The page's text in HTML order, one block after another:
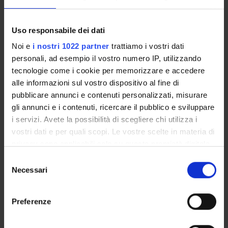
Uso responsabile dei dati
Noi e i nostri 1022 partner trattiamo i vostri dati
personali, ad esempio il vostro numero IP, utilizzando
tecnologie come i cookie per memorizzare e accedere
alle informazioni sul vostro dispositivo al fine di
pubblicare annunci e contenuti personalizzati, misurare
gli annunci e i contenuti, ricercare il pubblico e sviluppare
i servizi. Avete la possibilità di scegliere chi utilizza i
vostri dati e per quali scopi. Le vostre scelte in materia di
modificare o revocare il proprio consenso in qualsiasi
momento dalla Dichiarazione sui cookie o facendo clic
delNecessari
Preferenze
Overview
Enrolment Procedures and Admission Requirements
Degree Programme
Notices
Governing bodies
STUDYING